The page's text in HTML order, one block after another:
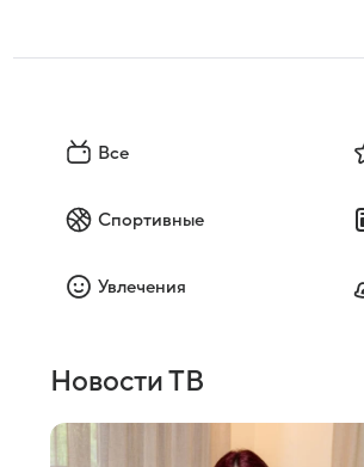
Все
Спортивные
Увлечения
Новости ТВ